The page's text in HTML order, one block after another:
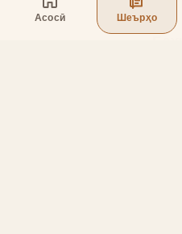
Асосӣ Шеърҳо